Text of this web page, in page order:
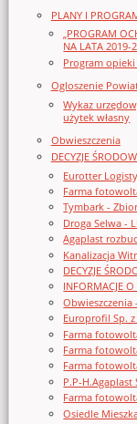
PLANY I
„PROGRAM
NA LATA 2019-
Program
Ogloszenie
Wykaz
użytek własny
Obwieszczenia
DECYZJE
Eurotter
Farma
Tymbark -
Droga Selwa -
Agaplast
Kanalizacja
DECYZJE
INFORMACJE
Obwieszczenia
Europrofil Sp.
Farma
Farma
Farma
P.P-
Farma
Osiedle